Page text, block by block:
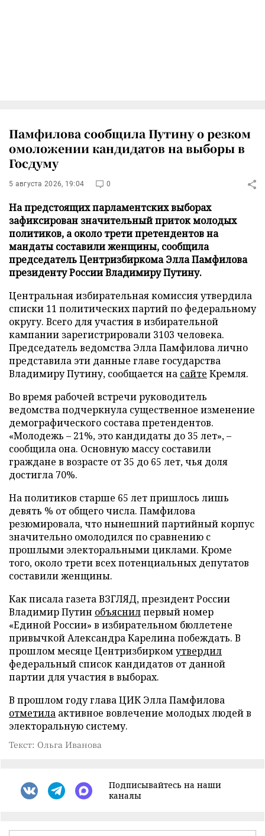
Памфилова сообщила Путину о резком
омоложении кандидатов на выборы в
Госдуму
5 августа 2026, 19:04 0
На предстоящих парламентских выборах
зафиксирован значительный приток молодых
политиков, а около трети претендентов на
мандаты составили женщины, сообщила
председатель Центризбиркома Элла Памфилова
президенту России Владимиру Путину.
Центральная избирательная комиссия утвердила
списки 11 политических партий по федеральному
округу. Всего для участия в избирательной
кампании зарегистрировали 3103 человека.
Председатель ведомства Элла Памфилова лично
представила эти данные главе государства
Владимиру Путину, сообщается на сайте Кремля.
Во время рабочей встречи руководитель
ведомства подчеркнула существенное изменение
демографического состава претендентов.
«Молодежь – 21%, это кандидаты до 35 лет», –
сообщила она. Основную массу составили
граждане в возрасте от 35 до 65 лет, чья доля
достигла 70%.
На политиков старше 65 лет пришлось лишь
девять % от общего числа. Памфилова
резюмировала, что нынешний партийный корпус
значительно омолодился по сравнению с
прошлыми электоральными циклами. Кроме
того, около трети всех потенциальных депутатов
составили женщины.
Как писала газета ВЗГЛЯД, президент России
Владимир Путин объяснилпервый номер
«Единой России» в избирательном бюллетене
привычкой Александра Карелина побеждать. В
прошлом месяце Центризбиркомутвердил
федеральный список кандидатов от данной
партии для участия в выборах.
В прошлом году глава ЦИК Элла Памфилова
отметила активное вовлечение молодых людей в
электоральную систему.
Текст: Ольга Иванова
Подписывайтесь на наши
каналы